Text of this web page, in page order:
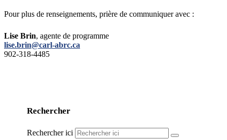
Pour plus de renseignements, prière de communiquer avec :
Lise Brin, agente de programme
lise.brin@carl-abrc.ca
902-318-4485
Rechercher
Rechercher ici